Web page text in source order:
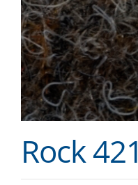
Rock 421